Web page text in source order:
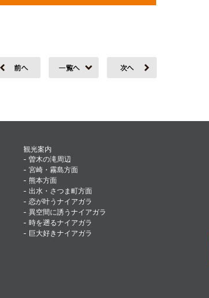
観光案内
- 曽木の滝周辺
- 宮崎・霧島方面
- 熊本方面
- 出水・さつま町方面
- 恋が叶うナイアガラ
- 異空間に誘うナイアガラ
- 時を遡るナイアガラ
- 巨大好きナイアガラ